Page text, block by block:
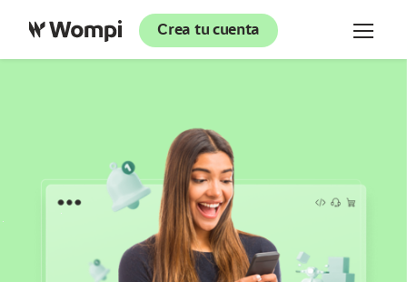
Crea tu cuenta